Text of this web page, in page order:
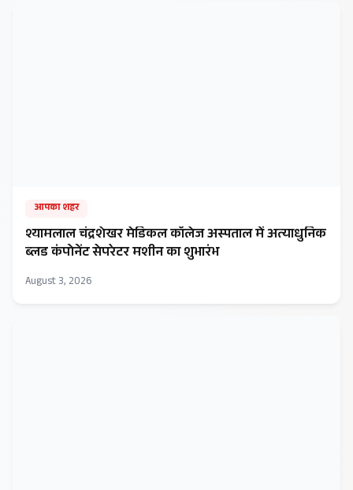
आपका शहर
श्यामलाल चंद्रशेखर मेडिकल कॉलेज अस्पताल में अत्याधुनिक
ब्लड कंपोनेंट सेपरेटर मशीन का शुभारंभ
August 3, 2026